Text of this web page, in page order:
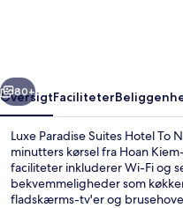
Van
Næste
80+
OversigtFaciliteter
Luxe Paradise Suites Hotel To
minutters kørsel fra Hoan
faciliteter inkluderer Wi-Fi og
bekvemmeligheder som
fladskærms-tv'er og